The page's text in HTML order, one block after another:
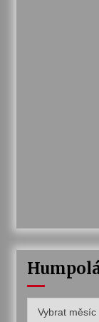
archiv